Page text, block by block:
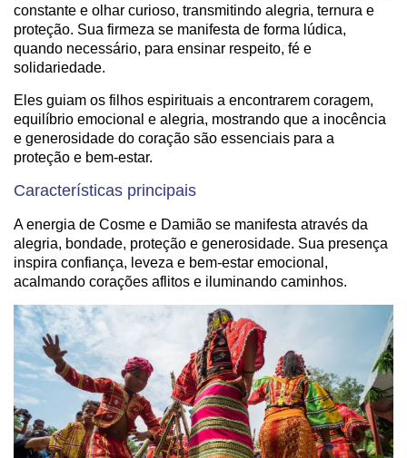
constante e olhar curioso, transmitindo alegria, ternura e
proteção. Sua firmeza se manifesta de forma lúdica,
quando necessário, para ensinar respeito, fé e
solidariedade.
Eles guiam os filhos espirituais a encontrarem coragem,
equilíbrio emocional e alegria, mostrando que a inocência
e generosidade do coração são essenciais para a
proteção e bem-estar.
Características principais
A energia de Cosme e Damião se manifesta através da
alegria, bondade, proteção e generosidade. Sua presença
inspira confiança, leveza e bem-estar emocional,
acalmando corações aflitos e iluminando caminhos.